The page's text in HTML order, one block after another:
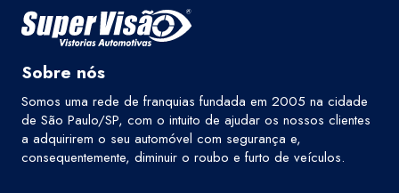
Sobre nós
Somos uma rede de franquias fundada em 2005 na cidade
de São Paulo/SP, com o intuito de ajudar os nossos clientes
a adquirirem o seu automóvel com segurança e,
consequentemente, diminuir o roubo e furto de veículos.